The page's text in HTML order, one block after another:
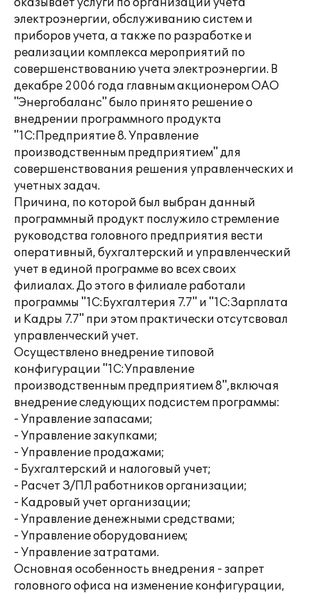
оказывает услуги по организации учета
электроэнергии, обслуживанию систем и
приборов учета, а также по разработке и
реализации комплекса мероприятий по
совершенствованию учета электроэнергии. В
декабре 2006 года главным акционером ОАО
"Энергобаланс" было принято решение о
внедрении программного продукта
"1С:Предприятие 8. Управление
производственным предприятием" для
совершенствования решения управленческих и
учетных задач.
Причина, по которой был выбран данный
программный продукт послужило стремление
руководства головного предприятия вести
оперативный, бухгалтерский и управленческий
учет в единой программе во всех своих
филиалах. До этого в филиале работали
программы "1С:Бухгалтерия 7.7" и "1С:Зарплата
и Кадры 7.7" при этом практически отсутсвовал
управленческий учет.
Осуществлено внедрение типовой
конфигурации "1С:Управление
производственным предприятием 8",включая
внедрение следующих подсистем программы:
- Управление запасами;
- Управление закупками;
- Управление продажами;
- Бухгалтерский и налоговый учет;
- Расчет З/ПЛ работников организации;
- Кадровый учет организации;
- Управление денежными средствами;
- Управление оборудованием;
- Управление затратами.
Основная особенность внедрения - запрет
головного офиса на изменение конфигурации,